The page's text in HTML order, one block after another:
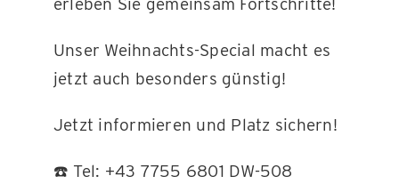
Unser Weihnachts-Special macht es
jetzt auch besonders günstig!
Jetzt informieren und Platz sichern!
☎️ Tel: +43 7755 6801 DW-508